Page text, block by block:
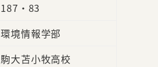
187・83
環境情報学部
駒大苫小牧高校